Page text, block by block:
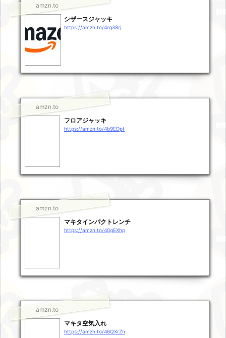
amzn.to
シザースジャッキ
https://amzn.to/4rg38rj
amzn.to
フロアジャッキ
https://amzn.to/4b9EDpt
amzn.to
マキタインパクトレンチ
https://amzn.to/40gEXhp
amzn.to
マキタ空気入れ
https://amzn.to/46QXrZn